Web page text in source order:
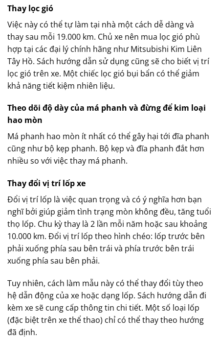
Thay lọc gió
Việc này có thể tự làm tại nhà một cách dễ dàng và
thay sau mỗi 19.000 km. Chủ xe nên mua lọc gió phù
hợp tại các đại lý chính hãng như Mitsubishi Kim Liên
Tây Hồ. Sách hướng dẫn sử dụng cũng sẽ cho biết vị trí
lọc gió trên xe. Một chiếc lọc gió bụi bẩn có thể giảm
khả năng tiết kiệm nhiên liệu.
Theo dõi độ dày của má phanh và đừng để kim loại
hao mòn
Má phanh hao mòn ít nhất có thể gây hại tới đĩa phanh
cũng như bộ kẹp phanh. Bộ kẹp và đĩa phanh đắt hơn
nhiều so với việc thay má phanh.
Thay đổi vị trí lốp xe
Đổi vị trí lốp là việc quan trọng và có ý nghĩa hơn bạn
nghĩ bởi giúp giảm tình trạng mòn không đều, tăng tuổi
thọ lốp. Chu kỳ thay là 2 lần mỗi năm hoặc sau khoảng
10.000 km. Đổi vị trí lốp theo hình chéo: lốp trước bên
phải xuống phía sau bên trái và phía trước bên trái
xuống phía sau bên phải.
Tuy nhiên, cách làm mẫu này có thể thay đổi tùy theo
hệ dẫn động của xe hoặc dạng lốp. Sách hướng dẫn đi
kèm xe sẽ cung cấp thông tin chi tiết. Một số loại lốp
(đặc biệt trên xe thể thao) chỉ có thể thay theo hướng
đã định.